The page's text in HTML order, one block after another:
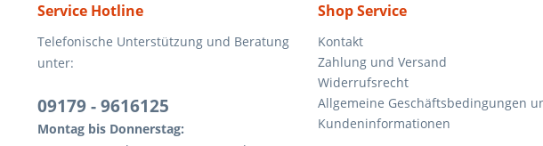
Service Hotline
Telefonische Unterstützung und Beratung
unter:
09179 - 9616125
Montag bis Donnerstag:
Shop Service
Kontakt
Zahlung und Versand
Widerrufsrecht
Allgemeine Geschäftsbedingungen
Kundeninformationen